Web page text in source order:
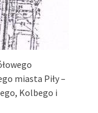
miasta Piły –
Kolbego i